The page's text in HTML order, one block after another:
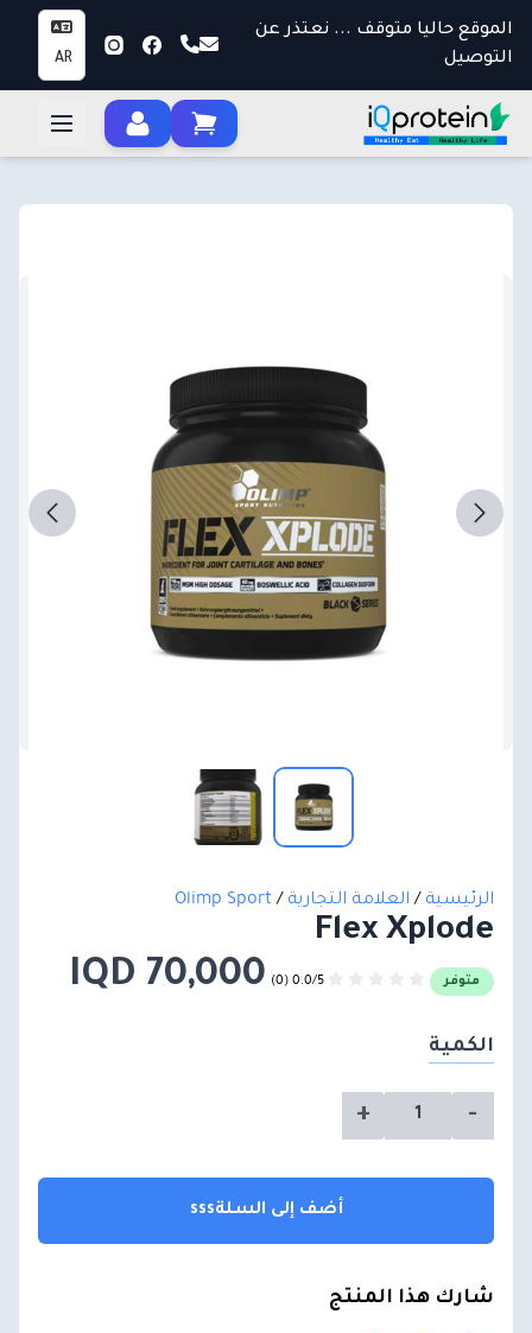
الموقع حاليا متوقف ... نعتذر عن
التوصيل
AR
الرئيسية/العلامة التجارية/
Olimp Sport
Flex Xplode
متوفر 70,000 IQD
الكمية
-
+
أضف إلى السلةsss
شارك هذا المنتج